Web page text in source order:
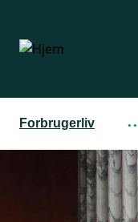
hovedindhold
Forbrugerliv